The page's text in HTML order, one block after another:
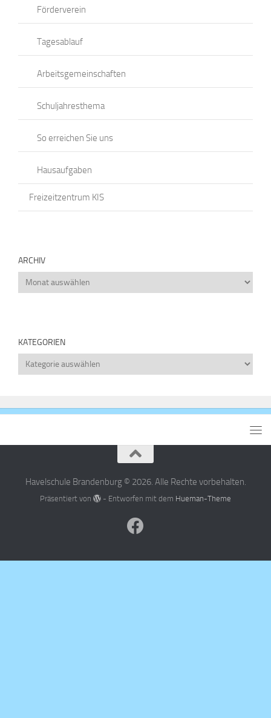
Förderverein
Tagesablauf
Arbeitsgemeinschaften
Schuljahresthema
So erreichen Sie uns
Hausaufgaben
Freizeitzentrum KIS
ARCHIV
Archiv
KATEGORIEN
Kategorien
Havelschule Brandenburg © 2026. Alle Rechte vorbehalten.
Präsentiert von - Entworfen mit dem Hueman-Theme